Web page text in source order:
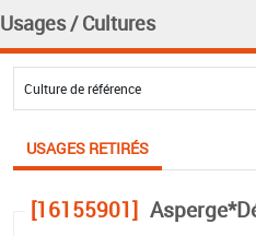
Usages / Cultures
USAGES RETIRÉS
[16155901]